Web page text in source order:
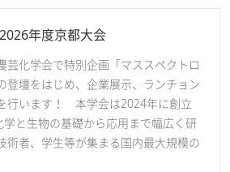
年度京都大会
芸化学会で特別企画「マススペクトロ
登壇をはじめ、企業展示、ランチョン
行います！ 本学会は2024年に創立
と生物の基礎から応用まで幅広く研
術者、学生等が集まる国内最大規模の